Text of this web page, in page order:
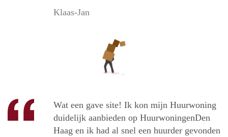
Klaas-Jan
Wat een gave site! Ik kon mijn Huurwoning
duidelijk aanbieden op HuurwoningenDen
Haag en ik had al snel een huurder gevonden